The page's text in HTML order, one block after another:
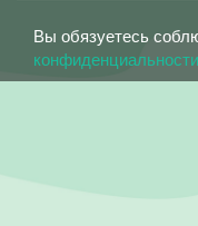
Вы обязуетесь
конфиденциальности